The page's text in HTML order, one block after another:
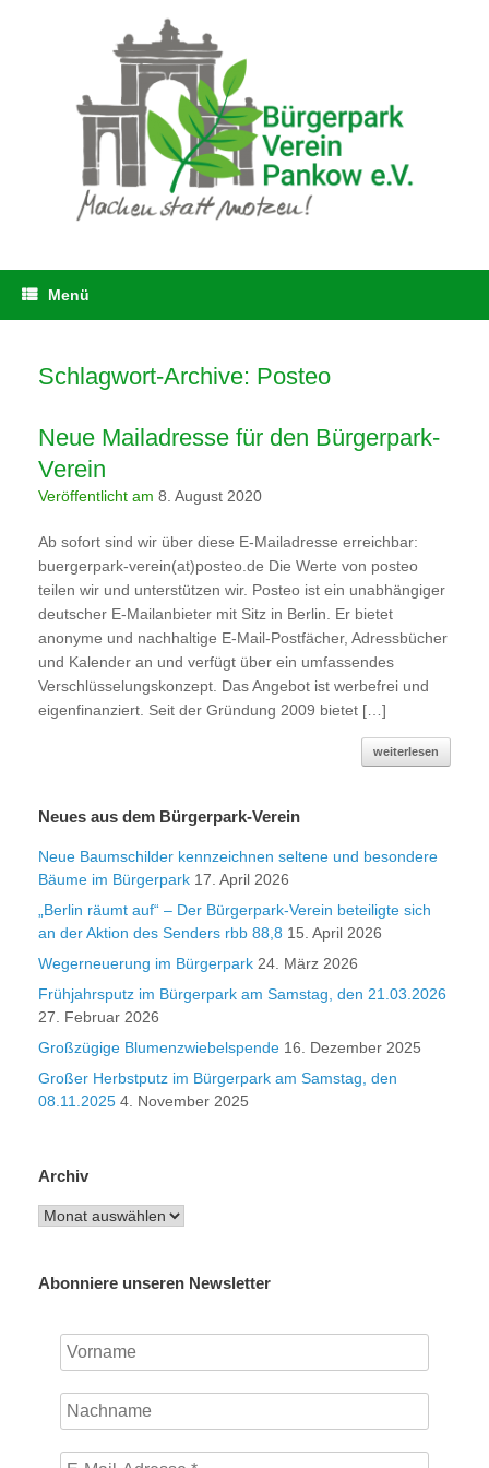
Menü
Schlagwort-Archive: Posteo
Neue Mailadresse für den Bürgerpark-
Verein
Veröffentlicht am 8. August 2020
Ab sofort sind wir über diese E-Mailadresse erreichbar:
buergerpark-verein(at)posteo.de Die Werte von posteo
teilen wir und unterstützen wir. Posteo ist ein unabhängiger
deutscher E-Mailanbieter mit Sitz in Berlin. Er bietet
anonyme und nachhaltige E-Mail-Postfächer, Adressbücher
und Kalender an und verfügt über ein umfassendes
Verschlüsselungskonzept. Das Angebot ist werbefrei und
eigenfinanziert. Seit der Gründung 2009 bietet […]
weiterlesen
Neues aus dem Bürgerpark-Verein
Neue Baumschilder kennzeichnen seltene und besondere
Bäume im Bürgerpark 17. April 2026
„Berlin räumt auf“ – Der Bürgerpark-Verein beteiligte sich
an der Aktion des Senders rbb 88,8 15. April 2026
Wegerneuerung im Bürgerpark 24. März 2026
Frühjahrsputz im Bürgerpark am Samstag, den 21.03.2026
27. Februar 2026
Großzügige Blumenzwiebelspende 16. Dezember 2025
Großer Herbstputz im Bürgerpark am Samstag, den
08.11.2025 4. November 2025
Archiv
Archiv
Abonniere unseren Newsletter